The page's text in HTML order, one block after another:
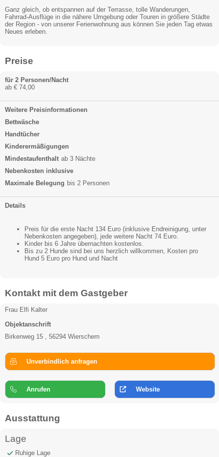
Ganz gleich, ob entspannen auf der Terrasse, tolle Wanderungen,
Fahrrad-Ausflüge in die nähere Umgebung oder Touren in größere Städte
der Region - von unserer Ferienwohnung aus können Sie jeden Tag etwas
Neues erleben.
Preise
für 2 Personen/Nacht
ab € 74,00
Weitere Preisinformationen
Bettwäsche
Handtücher
Kinderermäßigungen
Mindestaufenthalt ab 3 Nächte
Nebenkosten inklusive
Maximale Belegung bis 2 Personen
Details
Preis für die erste Nacht 134 Euro (inklusive Endreinigung, unter
Nebenkosten angegeben), jede weitere Nacht 74 Euro.
Kinder bis 6 Jahre übernachten kostenlos.
Bis zu 2 Hunde sind bei uns herzlich willkommen, Kosten pro
Hund 5 Euro pro Hund und Nacht
Kontakt mit dem Gastgeber
Frau Elfi Kalter
Objektanschrift
Birkenweg 15 , 56294 Wierschem
Unverbindlich anfragen
Anrufen Website
Ausstattung
Lage
Ruhige Lage